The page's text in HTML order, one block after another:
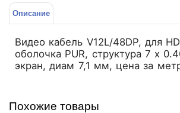
Описание
Видео кабель V12L/48DP, для
оболочка PUR, структура 7 x
экран, диам 7,1 мм, цена за
Похожие товары